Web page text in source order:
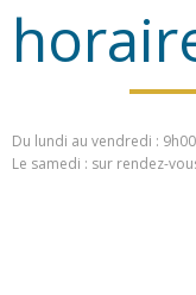
Du lundi au vendredi :
Le samedi : sur rendez-